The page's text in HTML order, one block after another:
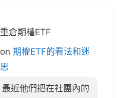
重倉期權ETF
on 期權ETF的看法和迷
思
最近他們把在社團內的